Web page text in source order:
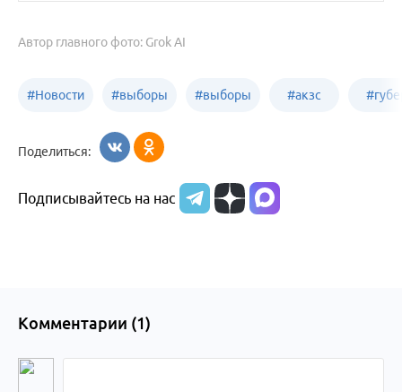
Автор главного фото: Grok AI
#Новости #выборы
в Бийске
#выборы #акзс #
Поделиться:
Подписывайтесь на нас
Комментарии (1)